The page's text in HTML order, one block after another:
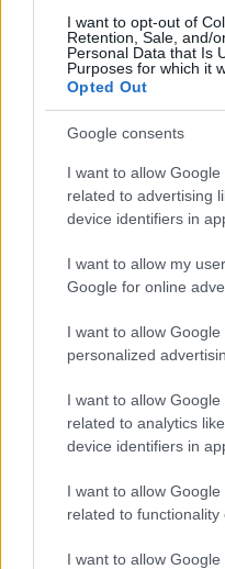
I want to opt-out of
Retention, Sale, and/
Personal Data that Is
Purposes for which it
Opted Out
Google consents
I want to allow
related to advertising
device identifiers in
I want to allow my
Google for online
I want to allow
personalized
I want to allow
related to analytics
device identifiers in
I want to allow
related to functionality
I want to allow
nascosto dietro le
Davide Ferraro · 30 Lug 2026
ASSICURAZIONI